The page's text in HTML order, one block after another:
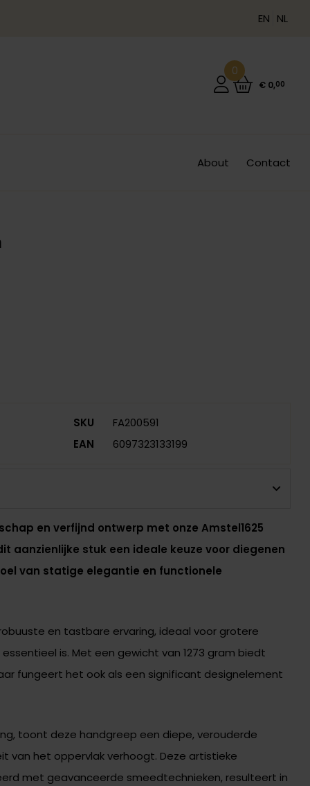
EN NL
0
€ 0,00
About Contact
SKU
FA200591
EAN
6097323133199
en verfijnd ontwerp met onze Amstel1625
aanzienlijke stuk een ideale keuze voor diegenen
van statige elegantie en functionele
en tastbare ervaring, ideaal voor grotere
is. Met een gewicht van 1273 gram biedt
fungeert het ook als een significant designelement
toont deze handgreep een diepe, verouderde
van het oppervlak verhoogt. Deze artistieke
met geavanceerde smeedtechnieken, resulteert in